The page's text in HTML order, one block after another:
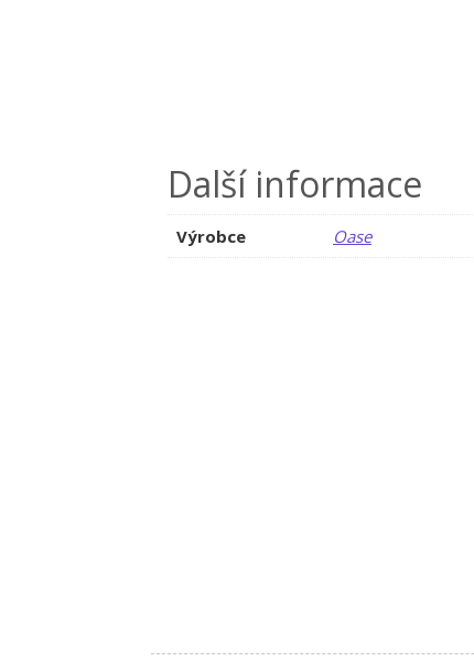
Další informace
Výrobce Oase